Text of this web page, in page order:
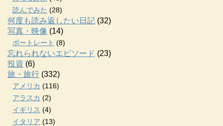
読んでみた (28)
何度も読み返したい日記 (32)
写真・映像 (14)
ポートレート (8)
忘れられないエピソード (23)
投資 (6)
旅・旅行 (332)
アメリカ (116)
アラスカ (2)
イギリス (4)
イタリア (13)